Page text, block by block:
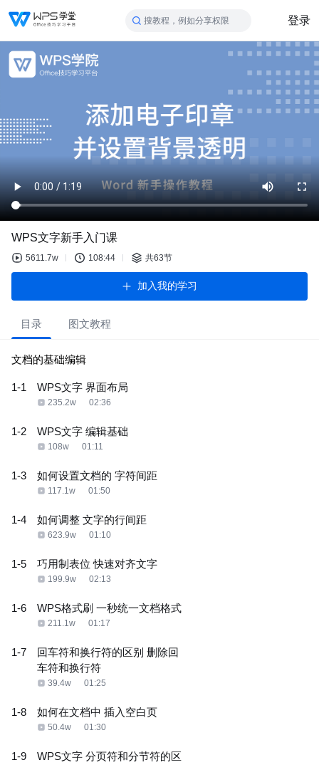
搜教程，例如分享权限 登录
WPS文字新手入门课
5611.7w 108:44 共63节
加入我的学习
目录 图文教程
文档的基础编辑
1-1 WPS文字 界面布局
235.2w 02:36
1-2 WPS文字 编辑基础
108w 01:11
1-3 如何设置文档的 字符间距
117.1w 01:50
1-4 如何调整 文字的行间距
623.9w 01:10
1-5 巧用制表位 快速对齐文字
199.9w 02:13
1-6 WPS格式刷 一秒统一文档格式
211.1w 01:17
1-7
回车符和换行符的区别 删除回
车符和换行符
39.4w 01:25
1-8 如何在文档中 插入空白页
50.4w 01:30
1-9
WPS文字 分页符和分节符的区